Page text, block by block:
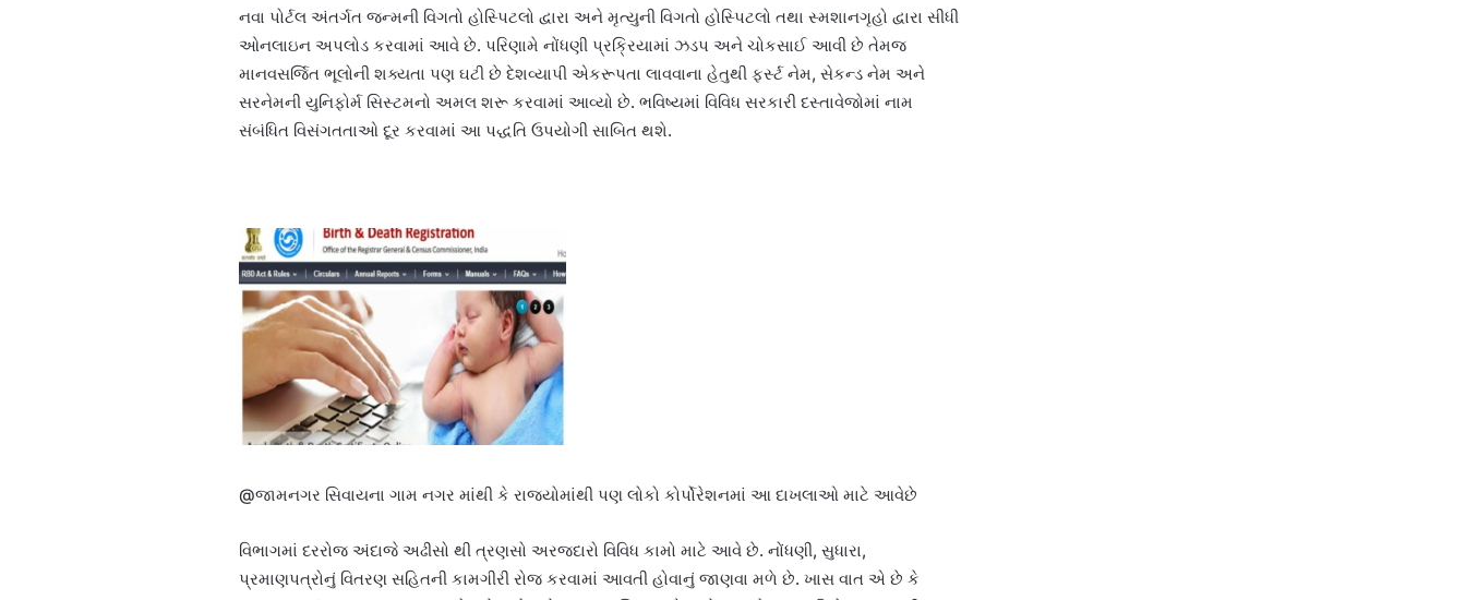
નવા પોર્ટલ અંતર્ગત જન્મની વિગતો હોસ્પિટલો દ્વારા અને મૃત્યુની વિગતો હોસ્પિટલો તથા સ્મશાનગૃહો દ્વારા સીધી
ઓનલાઇન અપલોડ કરવામાં આવે છે. પરિણામે નોંધણી પ્રક્રિયામાં ઝડપ અને ચોકસાઈ આવી છે તેમજ
માનવસર્જિત ભૂલોની શક્યતા પણ ઘટી છે દેશવ્યાપી એકરૂપતા લાવવાના હેતુથી ફર્સ્ટ નેમ, સેકન્ડ નેમ અને
સરનેમની યુનિફોર્મ સિસ્ટમનો અમલ શરૂ કરવામાં આવ્યો છે. ભવિષ્યમાં વિવિધ સરકારી દસ્તાવેજોમાં નામ
સંબંધિત વિસંગતતાઓ દૂર કરવામાં આ પદ્ધતિ ઉપયોગી સાબિત થશે.
@જામનગર સિવાયના ગામ નગર માંથી કે રાજ્યોમાંથી પણ લોકો કોર્પોરેશનમાં આ દાખલાઓ માટે આવેછે
વિભાગમાં દરરોજ અંદાજે અઢીસો થી ત્રણસો અરજદારો વિવિધ કામો માટે આવે છે. નોંધણી, સુધારા,
પ્રમાણપત્રોનું વિતરણ સહિતની કામગીરી રોજ કરવામાં આવતી હોવાનું જાણવા મળે છે. ખાસ વાત એ છે કે